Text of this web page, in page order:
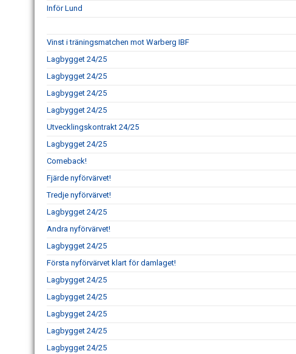
Inför Lund
Vinst i träningsmatchen mot Warberg IBF
Lagbygget 24/25
Lagbygget 24/25
Lagbygget 24/25
Lagbygget 24/25
Utvecklingskontrakt 24/25
Lagbygget 24/25
Comeback!
Fjärde nyförvärvet!
Tredje nyförvärvet!
Lagbygget 24/25
Andra nyförvärvet!
Lagbygget 24/25
Första nyförvärvet klart för damlaget!
Lagbygget 24/25
Lagbygget 24/25
Lagbygget 24/25
Lagbygget 24/25
Lagbygget 24/25